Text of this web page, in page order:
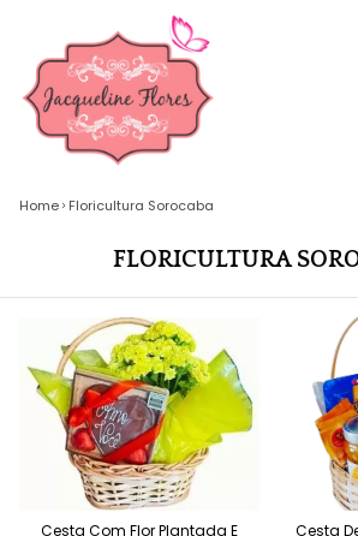
Home Floricultura Sorocaba
FLORICULTURA
Cesta Com Flor Plantada E
Cesta